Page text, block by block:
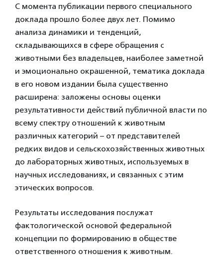
С момента публикации первого специального
доклада прошло более двух лет. Помимо
анализа динамики и тенденций,
складывающихся в сфере обращения с
животными без владельцев, наиболее заметной
и эмоционально окрашенной, тематика доклада
в его новом издании была существенно
расширена: заложены основы оценки
результативности действий публичной власти по
всему спектру отношений к животным
различных категорий – от представителей
редких видов и сельскохозяйственных животных
до лабораторных животных, используемых в
научных исследованиях, и связанных с этим
этических вопросов.
Результаты исследования послужат
фактологической основой федеральной
концепции по формированию в обществе
ответственного отношения к животным.